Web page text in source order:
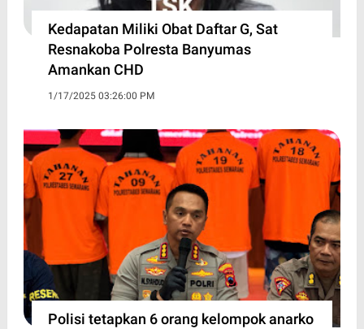
Kedapatan Miliki Obat Daftar G, Sat
Resnakoba Polresta Banyumas
Amankan CHD
1/17/2025 03:26:00 PM
Polisi tetapkan 6 orang kelompok anarko